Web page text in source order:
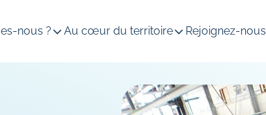
nous ? Au cœur du territoire Rejoignez-nous